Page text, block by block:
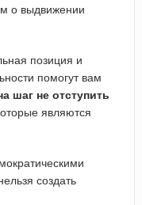
о выдвижении
позиция и
помогут вам
шаг не отступить
являются
создать